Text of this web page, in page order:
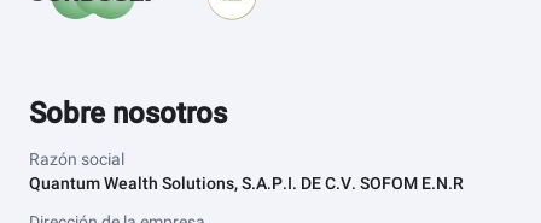
Sobre nosotros
Razón social
Quantum Wealth Solutions, S.A.P.I. DE C.V. SOFOM E.N.R